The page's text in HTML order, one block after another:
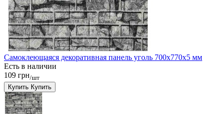
Самоклеющаяся декоративная панель уголь 700x770x5 мм
Есть в наличии
109 грн/шт
Купить Купить